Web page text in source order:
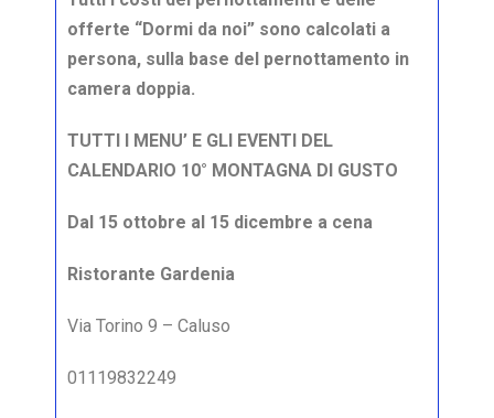
offerte “Dormi da noi” sono calcolati a
persona, sulla base del pernottamento in
camera doppia.
TUTTI I MENU’ E GLI EVENTI DEL
CALENDARIO 10° MONTAGNA DI GUSTO
Dal 15 ottobre al 15 dicembre a cena
Ristorante Gardenia
Via Torino 9 – Caluso
01119832249